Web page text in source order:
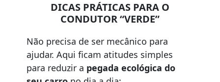
DICAS PRÁTICAS PARA O
CONDUTOR “VERDE”
Não precisa de ser mecânico para
ajudar. Aqui ficam atitudes simples
para reduzir a pegada ecológica do